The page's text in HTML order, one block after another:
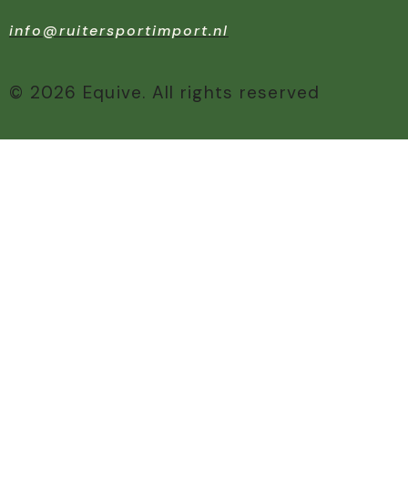
info@ruitersportimport.nl
© 2026 Equive. All rights reserved